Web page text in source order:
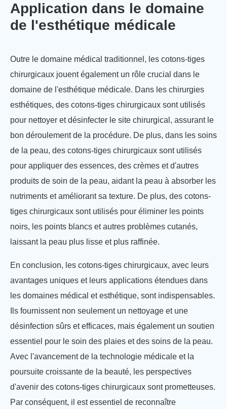
Application dans le domaine
de l'esthétique médicale
Outre le domaine médical traditionnel, les cotons-tiges
chirurgicaux jouent également un rôle crucial dans le
domaine de l'esthétique médicale. Dans les chirurgies
esthétiques, des cotons-tiges chirurgicaux sont utilisés
pour nettoyer et désinfecter le site chirurgical, assurant le
bon déroulement de la procédure. De plus, dans les soins
de la peau, des cotons-tiges chirurgicaux sont utilisés
pour appliquer des essences, des crèmes et d'autres
produits de soin de la peau, aidant la peau à absorber les
nutriments et améliorant sa texture. De plus, des cotons-
tiges chirurgicaux sont utilisés pour éliminer les points
noirs, les points blancs et autres problèmes cutanés,
laissant la peau plus lisse et plus raffinée.
En conclusion, les cotons-tiges chirurgicaux, avec leurs
avantages uniques et leurs applications étendues dans
les domaines médical et esthétique, sont indispensables.
Ils fournissent non seulement un nettoyage et une
désinfection sûrs et efficaces, mais également un soutien
essentiel pour le soin des plaies et des soins de la peau.
Avec l'avancement de la technologie médicale et la
poursuite croissante de la beauté, les perspectives
d'avenir des cotons-tiges chirurgicaux sont prometteuses.
Par conséquent, il est essentiel de reconnaître